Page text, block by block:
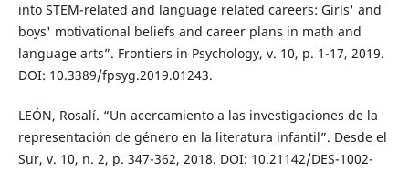
into STEM-related and language related careers: Girls' and
boys' motivational beliefs and career plans in math and
language arts”. Frontiers in Psychology, v. 10, p. 1-17, 2019.
DOI: 10.3389/fpsyg.2019.01243.
LEÓN, Rosalí. “Un acercamiento a las investigaciones de la
representación de género en la literatura infantil”. Desde el
Sur, v. 10, n. 2, p. 347-362, 2018. DOI: 10.21142/DES-1002-